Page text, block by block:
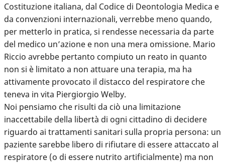
Costituzione italiana, dal Codice di Deontologia Medica e
da convenzioni internazionali, verrebbe meno quando,
per metterlo in pratica, si rendesse necessaria da parte
del medico un’azione e non una mera omissione. Mario
Riccio avrebbe pertanto compiuto un reato in quanto
non si è limitato a non attuare una terapia, ma ha
attivamente provocato il distacco del respiratore che
teneva in vita Piergiorgio Welby.
Noi pensiamo che risulti da ciò una limitazione
inaccettabile della libertà di ogni cittadino di decidere
riguardo ai trattamenti sanitari sulla propria persona: un
paziente sarebbe libero di rifiutare di essere attaccato al
respiratore (o di essere nutrito artificialmente) ma non